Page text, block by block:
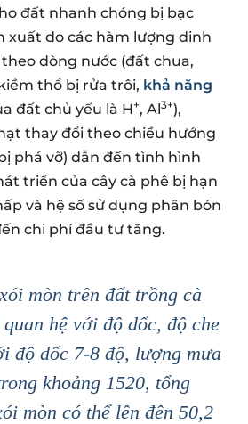
đất nhanh chóng bị bạc
xuất do các hàm lượng dinh
dòng nước (đất chua,
thổ bị rửa trôi, khả năng
đất chủ yếu là H+, Al3+),
thay đổi theo chiều hướng
phá vỡ) dẫn đến tình hình
triển của cây cà phê bị hạn
và hệ số sử dụng phân bón
chi phí đầu tư tăng.
mòn trên đất trồng cà
hệ với độ dốc, độ che
độ dốc 7-8 độ, lượng mưa
khoảng 1520, tổng
mòn có thể lên đên 50,2